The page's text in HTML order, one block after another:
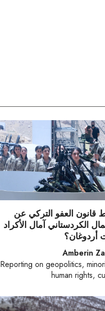
قانون العفو التركي عن
الكردستاني آمال الأكراد
أردوغان؟
Amberin
Reporting on geopolitics,
human rights,